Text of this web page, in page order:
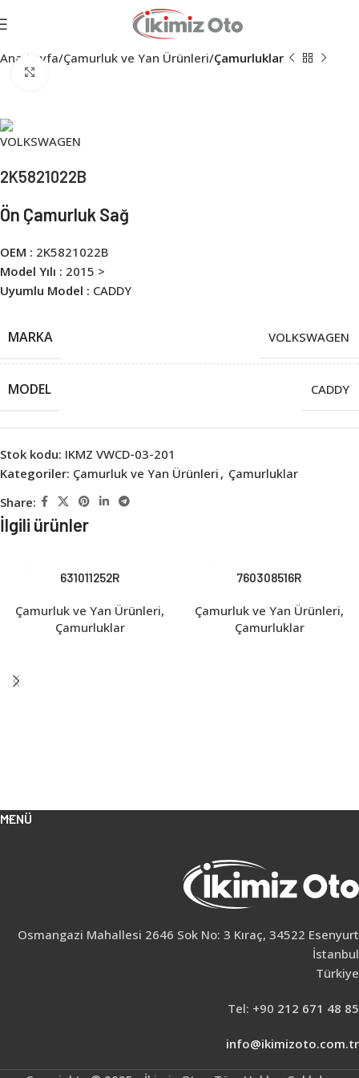
Ana Sayfa Çamurluk ve Yan Ürünleri Çamurluklar
2K5821022B
Ön Çamurluk Sağ
OEM : 2K5821022B
Model Yılı : 2015 >
Uyumlu Model : CADDY
MARKA VOLKSWAGEN
MODEL CADDY
Stok kodu: IKMZ VWCD-03-201
Kategoriler: Çamurluk ve Yan Ürünleri , Çamurluklar
Share:
İlgili ürünler
631011252R
Çamurluk ve Yan Ürünleri,
Çamurluklar
760308516R
Çamurluk ve Yan Ürünleri,
Çamurluklar
MENÜ
Osmangazi Mahallesi 2646 Sok No: 3 Kıraç, 34522 Esenyurt
İstanbul
Türkiye
Tel: +90 212 671 48 85
info@ikimizoto.com.tr